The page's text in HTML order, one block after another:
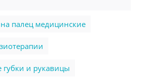
палец медицинские
и рукавицы